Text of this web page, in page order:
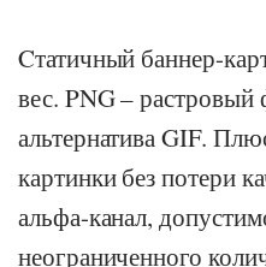
Cтатичный баннер-
вес. PNG – растровый
альтернатива GIF.
картинки без потери
альфа-канал,
неограниченного